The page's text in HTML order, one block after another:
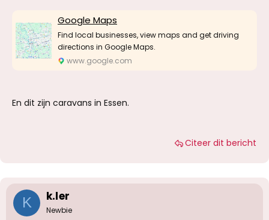
Google Maps
Find local businesses, view maps and get driving
directions in Google Maps.
www.google.com
En dit zijn caravans in Essen.
Citeer dit bericht
K k.ler
Newbie